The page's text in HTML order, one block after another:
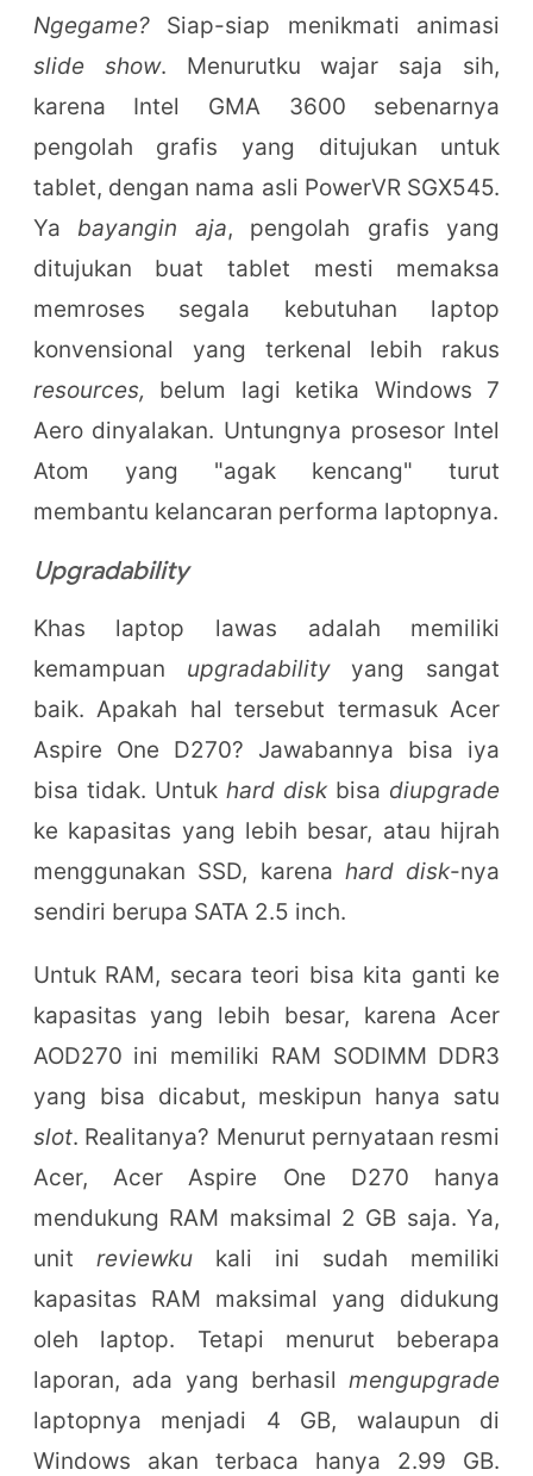
Ngegame? Siap-siap menikmati animasi
slide show. Menurutku wajar saja sih,
karena Intel GMA 3600 sebenarnya
pengolah grafis yang ditujukan untuk
tablet, dengan nama asli PowerVR SGX545.
Ya bayangin aja, pengolah grafis yang
ditujukan buat tablet mesti memaksa
memroses segala kebutuhan laptop
konvensional yang terkenal lebih rakus
resources, belum lagi ketika Windows 7
Aero dinyalakan. Untungnya prosesor Intel
Atom yang "agak kencang" turut
membantu kelancaran performa laptopnya.
Upgradability
Khas laptop lawas adalah memiliki
kemampuan upgradability yang sangat
baik. Apakah hal tersebut termasuk Acer
Aspire One D270? Jawabannya bisa iya
bisa tidak. Untuk hard disk bisa diupgrade
ke kapasitas yang lebih besar, atau hijrah
menggunakan SSD, karena hard disk-nya
sendiri berupa SATA 2.5 inch.
Untuk RAM, secara teori bisa kita ganti ke
kapasitas yang lebih besar, karena Acer
AOD270 ini memiliki RAM SODIMM DDR3
yang bisa dicabut, meskipun hanya satu
slot. Realitanya? Menurut pernyataan resmi
Acer, Acer Aspire One D270 hanya
mendukung RAM maksimal 2 GB saja. Ya,
unit reviewku kali ini sudah memiliki
kapasitas RAM maksimal yang didukung
oleh laptop. Tetapi menurut beberapa
laporan, ada yang berhasilmengupgrade
laptopnya menjadi 4 GB, walaupun di
Windows akan terbaca hanya 2.99 GB.